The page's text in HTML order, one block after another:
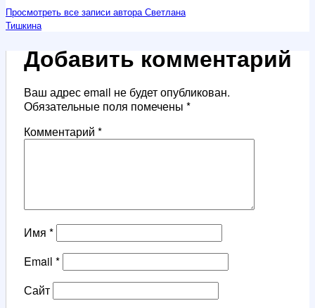
Просмотреть все записи автора Светлана
Тишкина
Добавить комментарий
Ваш адрес email не будет опубликован.
Обязательные поля помечены *
Комментарий *
Имя *
Email *
Сайт